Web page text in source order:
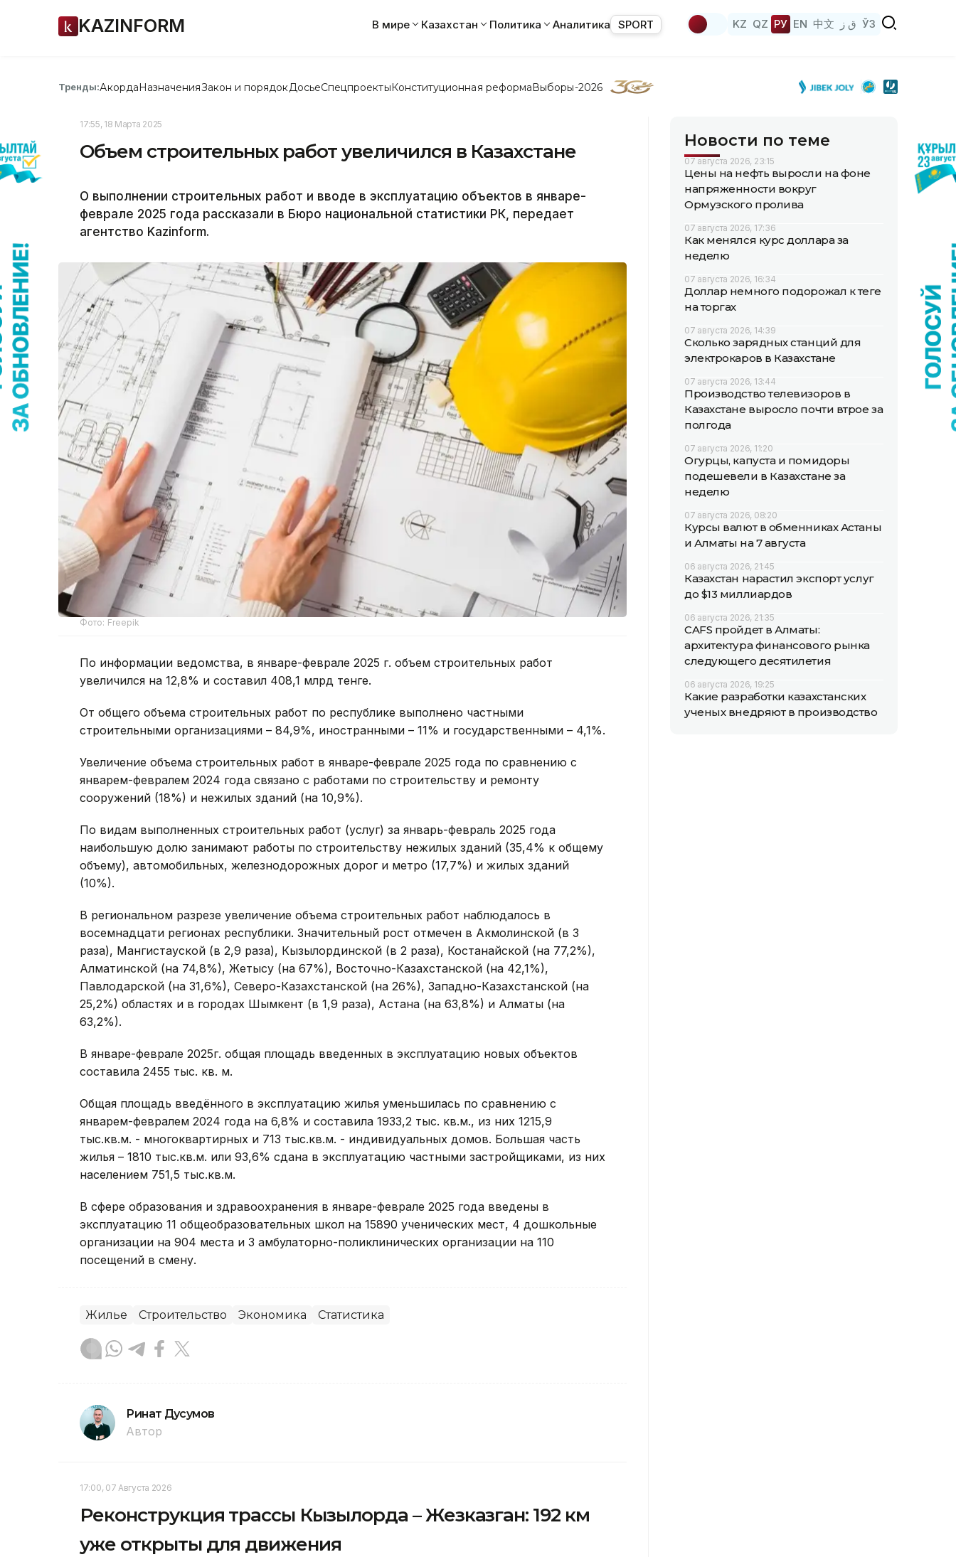
KAZINFORM В мире Казахстан Политика Аналитика SPORT KZ QZ РУ EN 中文 ق ز ЎЗ
Тренды:АкордаНазначенияЗакон и порядок ДосьеСпецпроектыКонституционная реформаВыборы-2026
17:55, 18 Марта 2025
Объем строительных работ увеличился в Казахстане
О выполнении строительных работ и вводе в эксплуатацию объектов в январе-
феврале 2025 года рассказали в Бюро национальной статистики РК, передает
агентство Kazinform.
Фото: Freepik
По информации ведомства, в январе-феврале 2025 г. объем строительных работ
увеличился на 12,8% и составил 408,1 млрд тенге.
От общего объема строительных работ по республике выполнено частными
строительными организациями – 84,9%, иностранными – 11% и государственными – 4,1%.
Увеличение объема строительных работ в январе-феврале 2025 года по сравнению с
январем-февралем 2024 года связано с работами по строительству и ремонту
сооружений (18%) и нежилых зданий (на 10,9%).
По видам выполненных строительных работ (услуг) за январь-февраль 2025 года
наибольшую долю занимают работы по строительству нежилых зданий (35,4% к общему
объему), автомобильных, железнодорожных дорог и метро (17,7%) и жилых зданий
(10%).
В региональном разрезе увеличение объема строительных работ наблюдалось в
восемнадцати регионах республики. Значительный рост отмечен в Акмолинской (в 3
раза), Мангистауской (в 2,9 раза), Кызылординской (в 2 раза), Костанайской (на 77,2%),
Алматинской (на 74,8%), Жетысу (на 67%), Восточно-Казахстанской (на 42,1%),
Павлодарской (на 31,6%), Северо-Казахстанской (на 26%), Западно-Казахстанской (на
25,2%) областях и в городах Шымкент (в 1,9 раза), Астана (на 63,8%) и Алматы (на
63,2%).
В январе-феврале 2025г. общая площадь введенных в эксплуатацию новых объектов
составила 2455 тыс. кв. м.
Общая площадь введённого в эксплуатацию жилья уменьшилась по сравнению с
январем-февралем 2024 года на 6,8% и составила 1933,2 тыс. кв.м., из них 1215,9
тыс.кв.м. - многоквартирных и 713 тыс.кв.м. - индивидуальных домов. Большая часть
жилья – 1810 тыс.кв.м. или 93,6% сдана в эксплуатацию частными застройщиками, из них
населением 751,5 тыс.кв.м.
В сфере образования и здравоохранения в январе-феврале 2025 года введены в
эксплуатацию 11 общеобразовательных школ на 15890 ученических мест, 4 дошкольные
организации на 904 места и 3 амбулаторно-поликлинических организации на 110
посещений в смену.
Жилье Строительство Экономика Статистика
Ринат Дусумов
Автор
17:00, 07 Августа 2026
Реконструкция трассы Кызылорда – Жезказган: 192 км
уже открыты для движения
Новости по теме
07 августа 2026, 23:15
Цены на нефть выросли на фоне
напряженности вокруг
Ормузского пролива
07 августа 2026, 17:36
Как менялся курс доллара за
неделю
07 августа 2026, 16:34
Доллар немного подорожал к теңге
на торгах
07 августа 2026, 14:39
Сколько зарядных станций для
электрокаров в Казахстане
07 августа 2026, 13:44
Производство телевизоров в
Казахстане выросло почти втрое за
полгода
07 августа 2026, 11:20
Огурцы, капуста и помидоры
подешевели в Казахстане за
неделю
07 августа 2026, 08:20
Курсы валют в обменниках Астаны
и Алматы на 7 августа
06 августа 2026, 21:45
Казахстан нарастил экспорт услуг
до $13 миллиардов
06 августа 2026, 21:35
CAFS пройдет в Алматы:
архитектура финансового рынка
следующего десятилетия
06 августа 2026, 19:25
Какие разработки казахстанских
ученых внедряют в производство